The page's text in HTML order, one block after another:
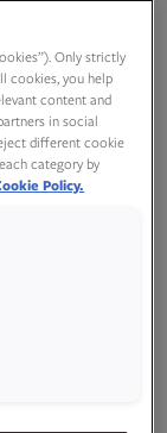
Only strictly
cookies, you help
content and
in social
different cookie
category by
Policy.